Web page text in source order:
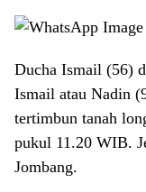
Ducha Ismail (56)
Ismail atau Nadin
tertimbun tanah
pukul 11.20 WIB.
Jombang.